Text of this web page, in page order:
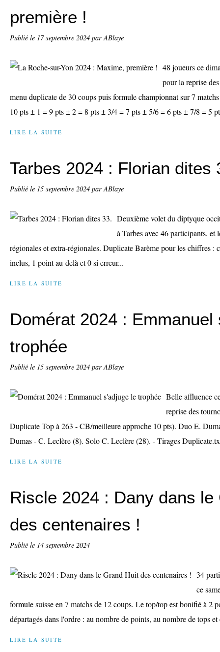
première !
Publié le 17 septembre 2024 par ABlaye
48 joueurs ce
pour la reprise
menu duplicate de 30 coups puis formule championnat sur 7
10 pts ± 1 = 9 pts ± 2 = 8 pts ± 3/4 = 7 pts ± 5/6 = 6 pts ± 7/8 = 5
LIRE LA SUITE
Tarbes 2024 : Florian dites
Publié le 15 septembre 2024 par ABlaye
Deuxième volet du diptyque
à Tarbes avec 46 participants, et
régionales et extra-régionales. Duplicate Barème pour les chiffres :
inclus, 1 point au-delà et 0 si erreur...
LIRE LA SUITE
Domérat 2024 : Emmanuel
trophée
Publié le 15 septembre 2024 par ABlaye
Belle affluence
reprise des
Duplicate Top à 263 - CB/meilleure approche 10 pts). Duo E.
Dumas - C. Leclère (8). Solo C. Leclère (28). - Tirages
LIRE LA SUITE
Riscle 2024 : Dany dans le
des centenaires !
Publié le 14 septembre 2024
34
ce
formule suisse en 7 matchs de 12 coups. Le top/top est bonifié à 2
départagés dans l'ordre : au nombre de points, au nombre de tops
LIRE LA SUITE